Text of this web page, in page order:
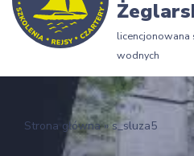
licencjonowana
wodnych
Strona główna» s_sluza5